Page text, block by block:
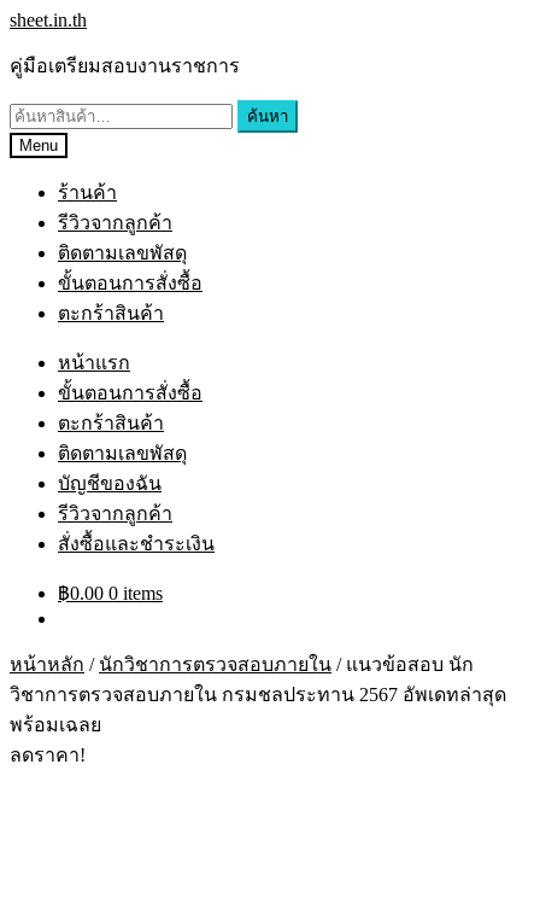
sheet.in.th
คู่มือเตรียมสอบงานราชการ
ค้นหา
Menu
ร้านค้า
รีวิวจากลูกค้า
ติดตามเลขพัสดุ
ขั้นตอนการสั่งซื้อ
ตะกร้าสินค้า
หน้าแรก
ขั้นตอนการสั่งซื้อ
ตะกร้าสินค้า
ติดตามเลขพัสดุ
บัญชีของฉัน
รีวิวจากลูกค้า
สั่งซื้อและชำระเงิน
฿0.00 0 items
หน้าหลัก / นักวิชาการตรวจสอบภายใน / แนวข้อสอบ นัก
วิชาการตรวจสอบภายใน กรมชลประทาน 2567 อัพเดทล่าสุด
พร้อมเฉลย
ลดราคา!